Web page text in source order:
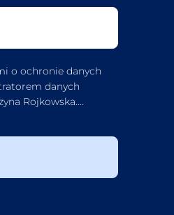
o ochronie danych
danych
Rojkowska....